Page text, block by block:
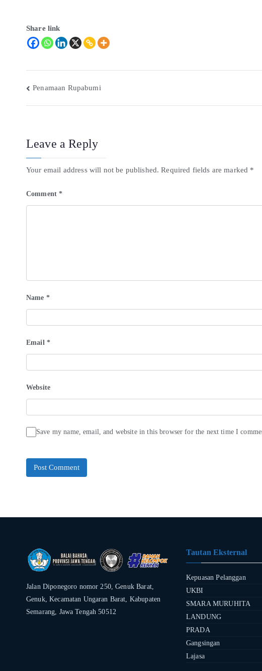
Share link
Penamaan Rupabumi
Leave a Reply
Your email address will not be published. Required fields are marked *
Comment*
Name *
Email *
Website
Save my name, email, and website in this browser for the next time I
Jalan Diponegoro nomor 250, Genuk Barat,
Genuk, Kecamatan Ungaran Barat, Kabupaten
Semarang, Jawa Tengah 50512
Tautan Eksternal
Kepuasan Pelanggan
UKBI
SMARA MURUHITA
LANDUNG
PRADA
Gangsingan
Lajasa